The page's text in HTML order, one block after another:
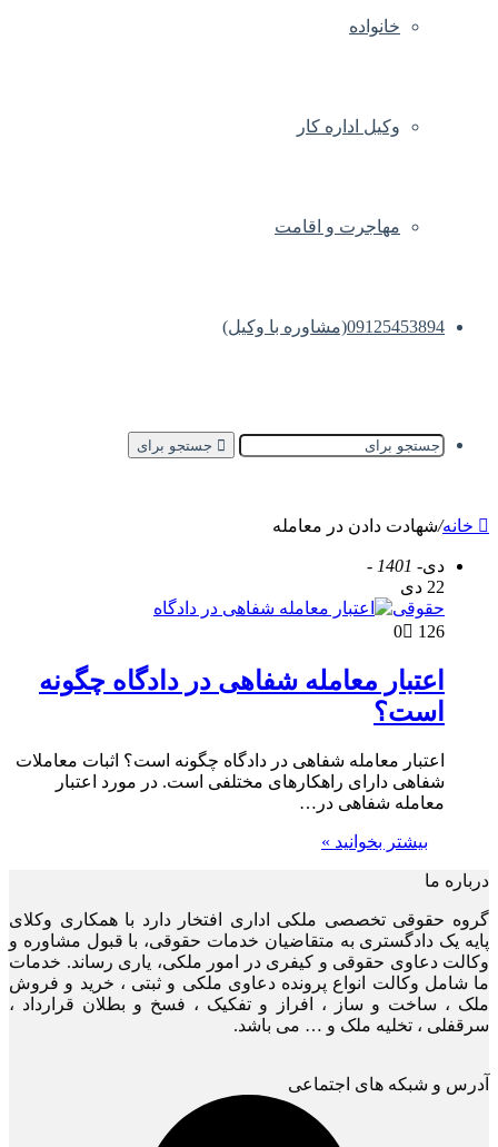
خانواده
وکیل اداره کار
مهاجرت و اقامت
09125453894(مشاوره با وکیل)
جستجو برای
خانه/شهادت دادن در معامله
دی- 1401 -
22 دی
حقوقی
0
126
اعتبار معامله شفاهی در دادگاه چگونه
است؟
اعتبار معامله شفاهی در دادگاه چگونه است؟ اثبات معاملات
شفاهی دارای راهکارهای مختلفی است. در مورد اعتبار
معامله شفاهی در…
بیشتر بخوانید »
درباره ما
گروه حقوقی تخصصی ملکی اداری افتخار دارد با همکاری وکلای
پایه یک دادگستری به متقاضیان خدمات حقوقی، با قبول مشاوره و
وکالت دعاوی حقوقی و کیفری در امور ملکی، یاری رساند. خدمات
ما شامل وکالت انواع پرونده دعاوی ملکی و ثبتی ، خرید و فروش
ملک ، ساخت و ساز ، افراز و تفکیک ، فسخ و بطلان قرارداد ،
سرقفلی ، تخلیه ملک و … می باشد.
آدرس و شبکه های اجتماعی